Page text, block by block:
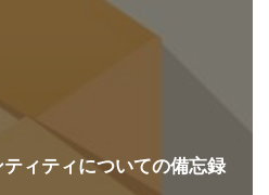
ィティについての備忘録